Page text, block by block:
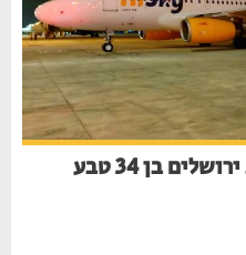
טרגדיה בקפריסין: תושב ירושלים בן 34 טבע